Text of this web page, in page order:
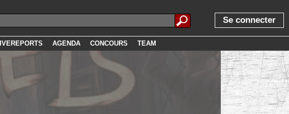
Se connecter
AGENDA CONCOURS TEAM